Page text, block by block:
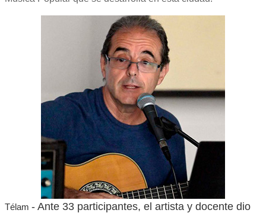
Télam - Ante 33 participantes, el artista y docente dio